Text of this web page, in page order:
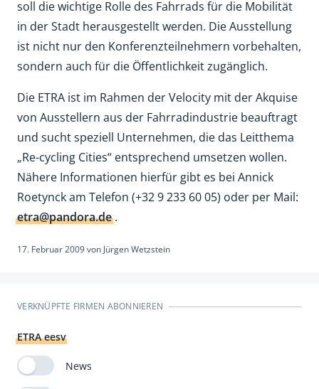
soll die wichtige Rolle des Fahrrads für die Mobilität
in der Stadt herausgestellt werden. Die Ausstellung
ist nicht nur den Konferenzteilnehmern vorbehalten,
sondern auch für die Öffentlichkeit zugänglich.
Die ETRA ist im Rahmen der Velocity mit der Akquise
von Ausstellern aus der Fahrradindustrie beauftragt
und sucht speziell Unternehmen, die das Leitthema
„Re-cycling Cities“ entsprechend umsetzen wollen.
Nähere Informationen hierfür gibt es bei Annick
Roetynck am Telefon (+32 9 233 60 05) oder per Mail:
etra@pandora.de.
17. Februar 2009von Jürgen Wetzstein
VERKNÜPFTE FIRMEN ABONNIEREN
ETRA eesv
News